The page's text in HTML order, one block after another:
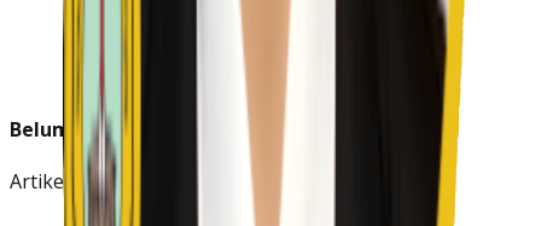
Belum Ada Berita
Artikel untuk wilayah ini akan segera tersedia.